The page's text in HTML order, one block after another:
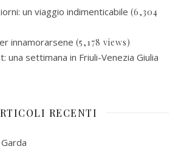
un viaggio indimenticabile (6,304
innamorarsene (5,178 views)
una settimana in Friuli-Venezia Giulia
RECENTI